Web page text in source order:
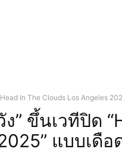
In The Clouds Los Angeles
” ขึ้นเวทีปิด
แบบเดือ